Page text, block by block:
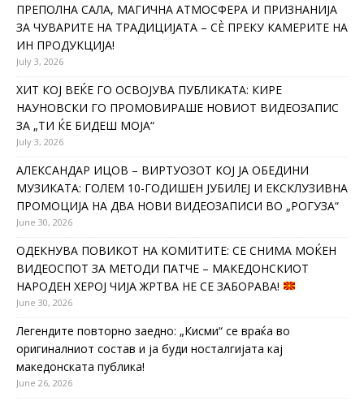
ПРЕПОЛНА САЛА, МАГИЧНА АТМОСФЕРА И ПРИЗНАНИЈА
ЗА ЧУВАРИТЕ НА ТРАДИЦИЈАТА – СÈ ПРЕКУ КАМЕРИТЕ НА
ИН ПРОДУКЦИЈА!
July 3, 2026
ХИТ КОЈ ВЕЌЕ ГО ОСВОЈУВА ПУБЛИКАТА: КИРЕ
НАУНОВСКИ ГО ПРОМОВИРАШЕ НОВИОТ ВИДЕОЗАПИС
ЗА „ТИ ЌЕ БИДЕШ МОЈА“
July 3, 2026
АЛЕКСАНДАР ИЦОВ – ВИРТУОЗОТ КОЈ ЈА ОБЕДИНИ
МУЗИКАТА: ГОЛЕМ 10-ГОДИШЕН ЈУБИЛЕЈ И ЕКСКЛУЗИВНА
ПРОМОЦИЈА НА ДВА НОВИ ВИДЕОЗАПИСИ ВО „РОГУЗА“
June 30, 2026
ОДЕКНУВА ПОВИКОТ НА КОМИТИТЕ: СЕ СНИМА МОЌЕН
ВИДЕОСПОТ ЗА МЕТОДИ ПАТЧЕ – МАКЕДОНСКИОТ
НАРОДЕН ХЕРОЈ ЧИЈА ЖРТВА НЕ СЕ ЗАБОРАВА!
June 30, 2026
Легендите повторно заедно: „Кисми“ се враќа во
оригиналниот состав и ја буди носталгијата кај
македонската публика!
June 26, 2026